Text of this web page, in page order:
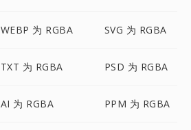
WEBP 为 RGBA SVG 为 RGBA
TXT 为 RGBA PSD 为 RGBA
AI 为 RGBA PPM 为 RGBA